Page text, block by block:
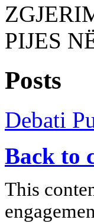
PIJES
Posts
Debati
Back to
This